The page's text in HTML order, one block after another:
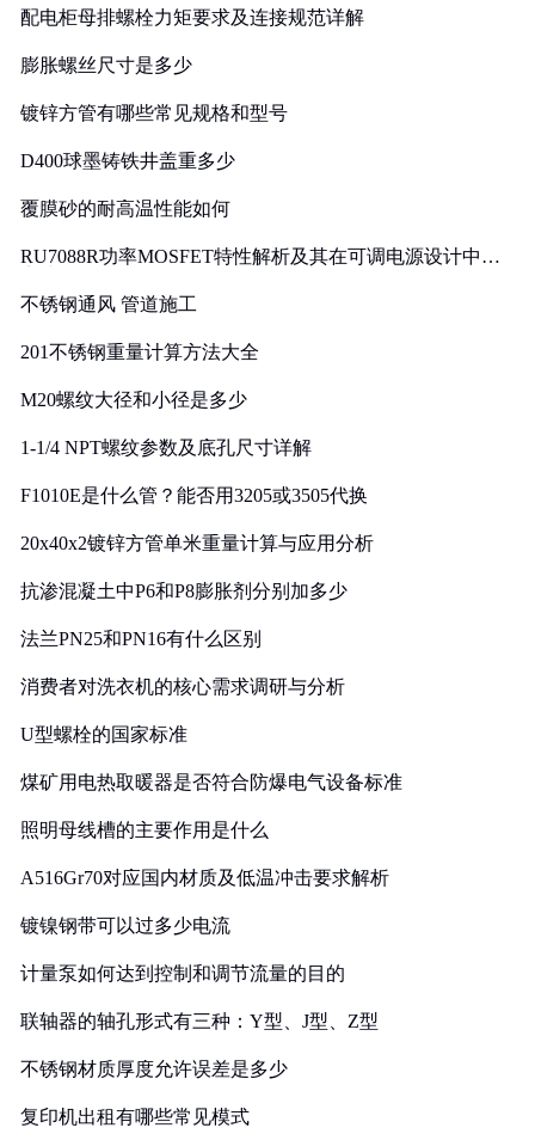
配电柜母排螺栓力矩要求及连接规范详解
膨胀螺丝尺寸是多少
镀锌方管有哪些常见规格和型号
D400球墨铸铁井盖重多少
覆膜砂的耐高温性能如何
RU7088R功率MOSFET特性解析及其在可调电源设计中的
不锈钢通风 管道施工
201不锈钢重量计算方法大全
M20螺纹大径和小径是多少
1-1/4 NPT螺纹参数及底孔尺寸详解
F1010E是什么管？能否用3205或3505代换
20x40x2镀锌方管单米重量计算与应用分析
抗渗混凝土中P6和P8膨胀剂分别加多少
法兰PN25和PN16有什么区别
消费者对洗衣机的核心需求调研与分析
U型螺栓的国家标准
煤矿用电热取暖器是否符合防爆电气设备标准
照明母线槽的主要作用是什么
A516Gr70对应国内材质及低温冲击要求解析
镀镍钢带可以过多少电流
计量泵如何达到控制和调节流量的目的
联轴器的轴孔形式有三种：Y型、J型、Z型
不锈钢材质厚度允许误差是多少
复印机出租有哪些常见模式